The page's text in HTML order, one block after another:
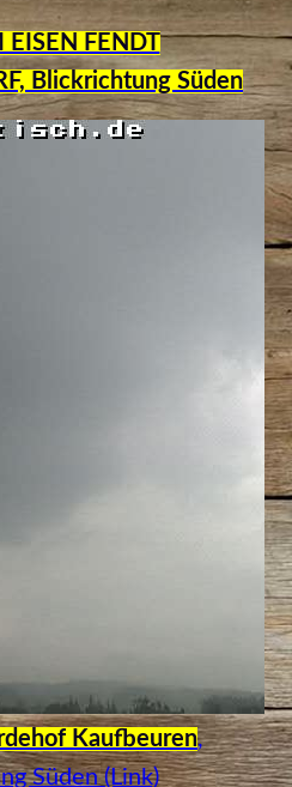
FENDT
Blickrichtung Süden
Kaufbeuren,
Süden (Link)